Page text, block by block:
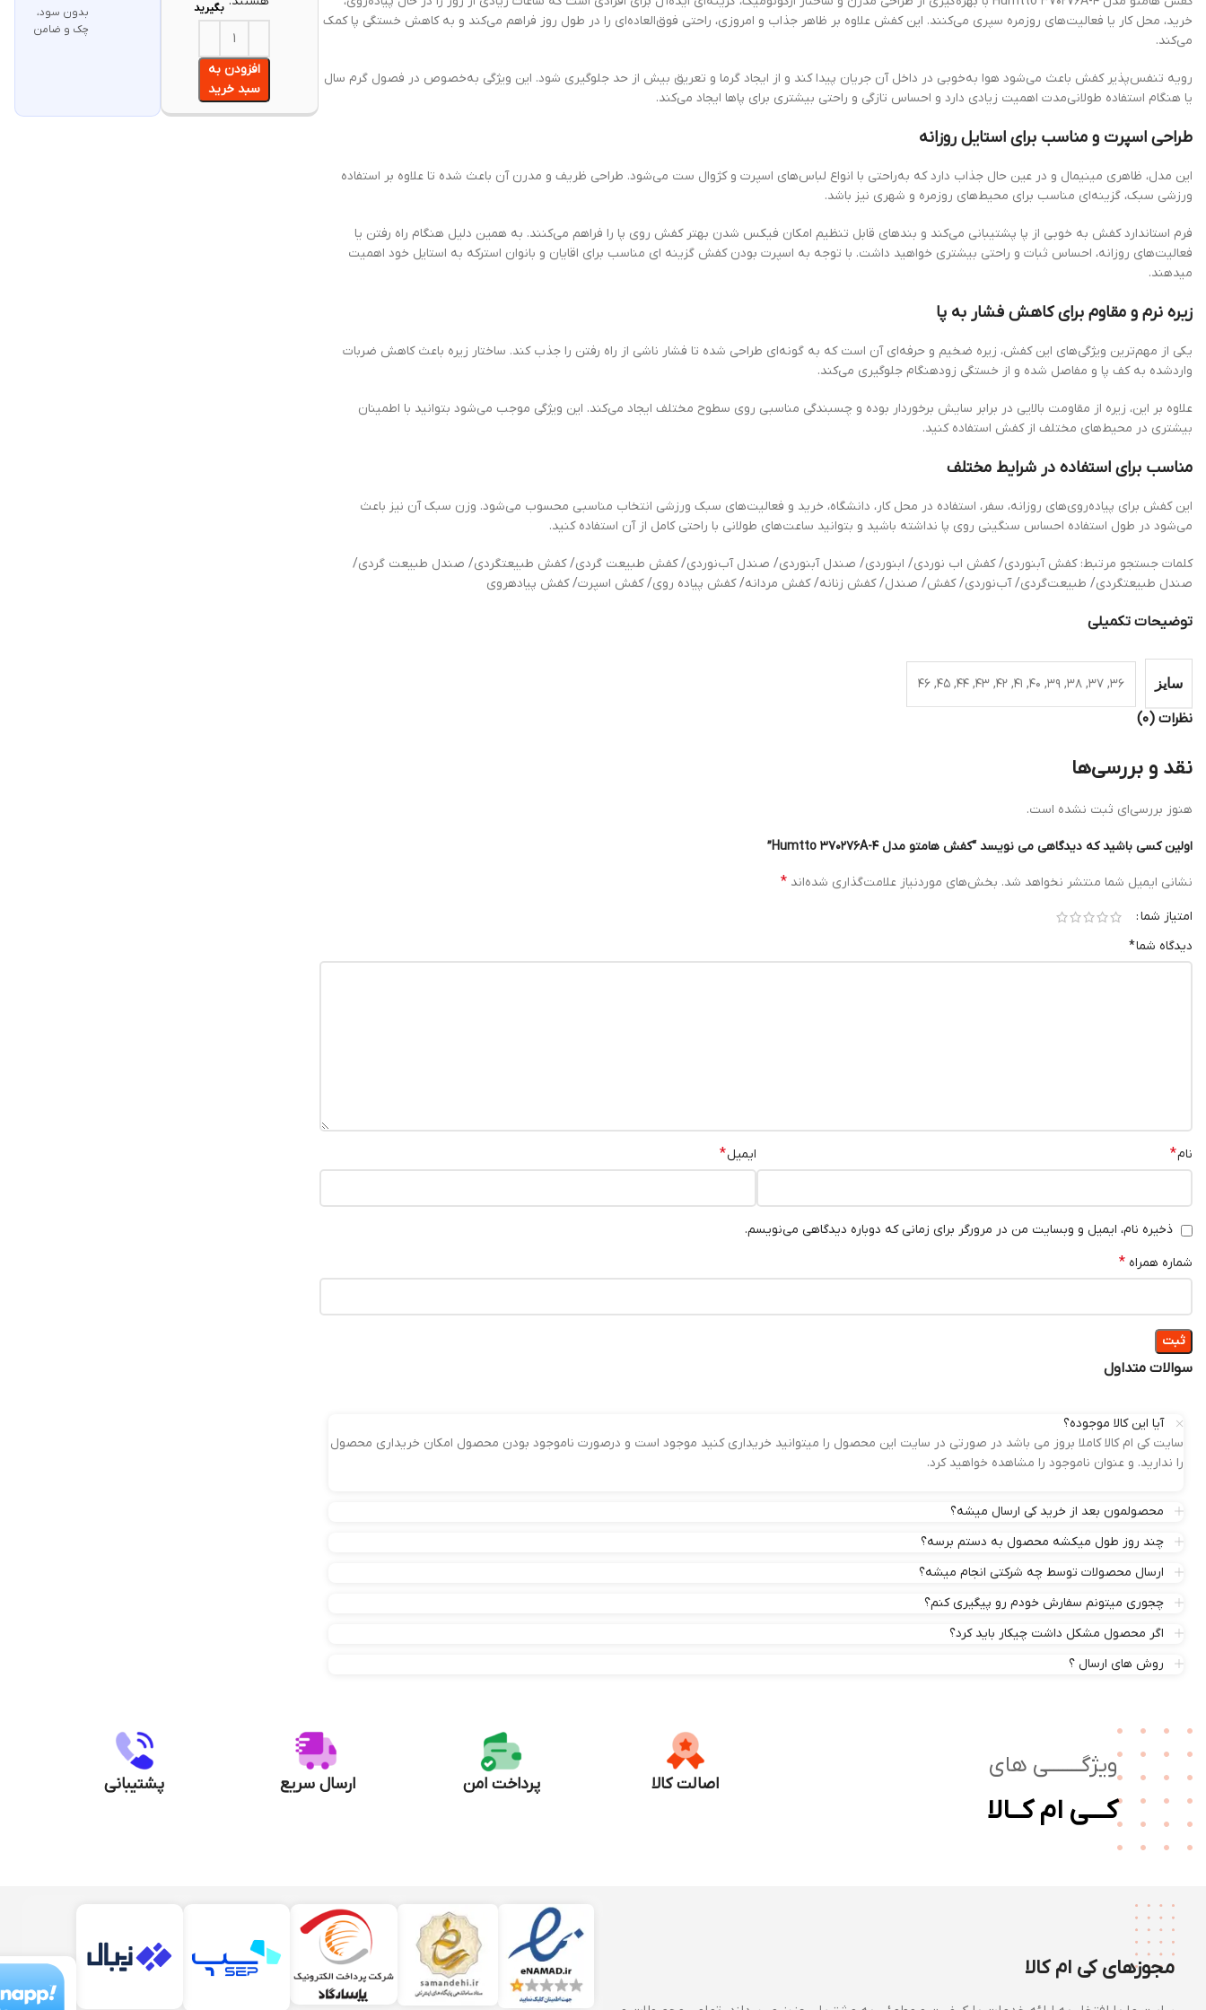
خرید، محل کار یا فعالیت‌های روزمره سپری می‌کنند. این کفش علاوه بر ظاهر جذاب و امروزی، راحتی فوق‌العاده‌ای را در طول روز فراهم می‌کند و به کاهش خستگی پا کمک
می‌کند.
رویه تنفس‌پذیر کفش باعث می‌شود هوا به‌خوبی در داخل آن جریان پیدا کند و از ایجاد گرما و تعریق بیش از حد جلوگیری شود. این ویژگی به‌خصوص در فصول گرم سال
یا هنگام استفاده طولانی‌مدت اهمیت زیادی دارد و احساس تازگی و راحتی بیشتری برای پاها ایجاد می‌کند.
طراحی اسپرت و مناسب برای استایل روزانه
این مدل، ظاهری مینیمال و در عین حال جذاب دارد که به‌راحتی با انواع لباس‌های اسپرت و کژوال ست می‌شود. طراحی ظریف و مدرن آن باعث شده تا علاوه بر استفاده
ورزشی سبک، گزینه‌ای مناسب برای محیط‌های روزمره و شهری نیز باشد.
فرم استاندارد کفش به خوبی از پا پشتیبانی می‌کند و بندهای قابل تنظیم امکان فیکس شدن بهتر کفش روی پا را فراهم می‌کنند. به همین دلیل هنگام راه رفتن یا
فعالیت‌های روزانه، احساس ثبات و راحتی بیشتری خواهید داشت. با توجه به اسپرت بودن کفش گزینه ای مناسب برای اقایان و بانوان استرکه به استایل خود اهمیت
میدهند.
زیره نرم و مقاوم برای کاهش فشار به پا
یکی از مهم‌ترین ویژگی‌های این کفش، زیره ضخیم و حرفه‌ای آن است که به گونه‌ای طراحی شده تا فشار ناشی از راه رفتن را جذب کند. ساختار زیره باعث کاهش ضربات
واردشده به کف پا و مفاصل شده و از خستگی زودهنگام جلوگیری می‌کند.
علاوه بر این، زیره از مقاومت بالایی در برابر سایش برخوردار بوده و چسبندگی مناسبی روی سطوح مختلف ایجاد می‌کند. این ویژگی موجب می‌شود بتوانید با اطمینان
بیشتری در محیط‌های مختلف از کفش استفاده کنید.
مناسب برای استفاده در شرایط مختلف
این کفش برای پیاده‌روی‌های روزانه، سفر، استفاده در محل کار، دانشگاه، خرید و فعالیت‌های سبک ورزشی انتخاب مناسبی محسوب می‌شود. وزن سبک آن نیز باعث
می‌شود در طول استفاده احساس سنگینی روی پا نداشته باشید و بتوانید ساعت‌های طولانی با راحتی کامل از آن استفاده کنید.
کلمات جستجو مرتبط: کفش آبنوردی/ کفش اب نوردی/ ابنوردی/ صندل آبنوردی/ صندل آب‌نوردی/ کفش طبیعت گردی/ کفش طبیعتگردی/ صندل طبیعت گردی/
صندل طبیعتگردی/ طبیعت‌گردی/ آب‌نوردی/ کفش/ صندل/ کفش زنانه/ کفش مردانه/ کفش پیاده روی/ کفش اسپرت/ کفش پیادهروی
توضیحات تکمیلی
سایز ۳۶, ۳۷, ۳۸, ۳۹, ۴۰, ۴۱, ۴۲, ۴۳, ۴۴, ۴۵, ۴۶
نظرات (۰)
نقد و بررسی‌ها
هنوز بررسی‌ای ثبت نشده است.
اولین کسی باشید که دیدگاهی می نویسد “کفش هامتو مدل Humtto ۳۷۰۲۷۶A-۴”
نشانی ایمیل شما منتشر نخواهد شد. بخش‌های موردنیاز علامت‌گذاری شده‌اند *
امتیاز شما
دیدگاه شما*
نام* ایمیل*
ذخیره نام، ایمیل و وبسایت من در مرورگر برای زمانی که دوباره دیدگاهی می‌نویسم.
شماره همراه *
سوالات متداول
آیا این کالا موجوده؟
سایت کی ام کالا کاملا بروز می باشد در صورتی در سایت این محصول را میتوانید خریداری کنید موجود است و درصورت ناموجود بودن محصول امکان خریداری محصول
را ندارید. و عنوان ناموجود را مشاهده خواهید کرد.
محصولمون بعد از خرید کی ارسال میشه؟
چند روز طول میکشه محصول به دستم برسه؟
ارسال محصولات توسط چه شرکتی انجام میشه؟
چجوری میتونم سفارش خودم رو پیگیری کنم؟
اگر محصول مشکل داشت چیکار باید کرد؟
روش های ارسال ؟
افزودن به
سبد خرید
بگیرید
بدون سود،
چک و ضامن
ویژگـــــــی های
کـــی ام کــالا
اصالت کالا پرداخت امن ارسال سریع پشتیبانی
مجوزهای کی ام کالا